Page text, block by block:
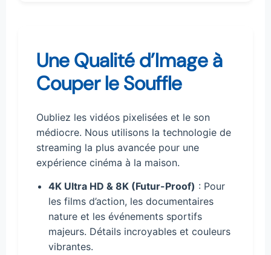
Une Qualité d’Image à
Couper le Souffle
Oubliez les vidéos pixelisées et le son
médiocre. Nous utilisons la technologie de
streaming la plus avancée pour une
expérience cinéma à la maison.
4K Ultra HD & 8K (Futur-Proof) : Pour
les films d’action, les documentaires
nature et les événements sportifs
majeurs. Détails incroyables et couleurs
vibrantes.